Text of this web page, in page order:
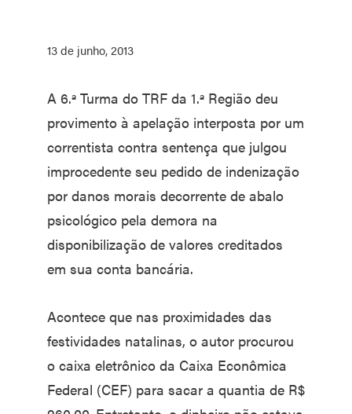
13 de junho, 2013
A 6.ª Turma do TRF da 1.ª Região deu
provimento à apelação interposta por um
correntista contra sentença que julgou
improcedente seu pedido de indenização
por danos morais decorrente de abalo
psicológico pela demora na
disponibilização de valores creditados
em sua conta bancária.
Acontece que nas proximidades das
festividades natalinas, o autor procurou
o caixa eletrônico da Caixa Econômica
Federal (CEF) para sacar a quantia de R$